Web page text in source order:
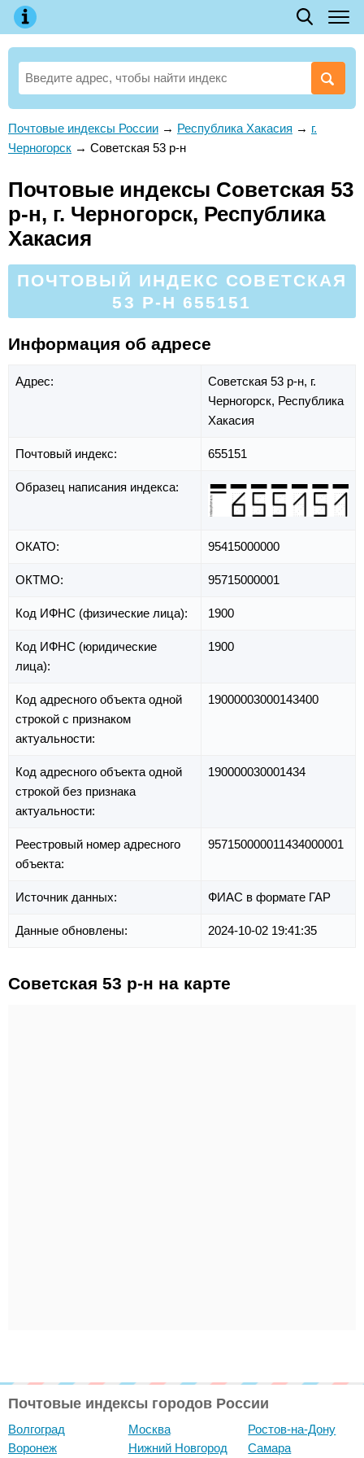
Почтовые индексы России → Республика Хакасия → г.
Черногорск → Советская 53 р-н
Почтовые индексы Советская 53
р-н, г. Черногорск, Республика
Хакасия
ПОЧТОВЫЙ ИНДЕКС СОВЕТСКАЯ
53 Р-Н 655151
Информация об адресе
Адрес: Советская 53 р-н, г.
Черногорск, Республика
Хакасия
Почтовый индекс: 655151
Образец написания индекса:
ОКАТО: 95415000000
ОКТМО: 95715000001
Код ИФНС (физические лица): 1900
Код ИФНС (юридические
лица):
1900
Код адресного объекта одной
строкой с признаком
актуальности:
19000003000143400
Код адресного объекта одной
строкой без признака
актуальности:
190000030001434
Реестровый номер адресного
объекта:
957150000011434000001
Источник данных: ФИАС в формате ГАР
Данные обновлены: 2024-10-02 19:41:35
Советская 53 р-н на карте
Почтовые индексы городов России
Волгоград
Воронеж
Москва
Нижний Новгород
Ростов-на-Дону
Самара